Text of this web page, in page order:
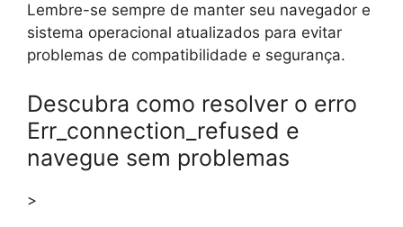
Lembre-se sempre de manter seu navegador e
sistema operacional atualizados para evitar
problemas de compatibilidade e segurança.
Descubra como resolver o erro
Err_connection_refused e
navegue sem problemas
>